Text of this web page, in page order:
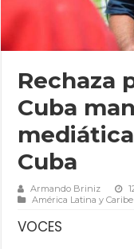
Rechaza
Cuba
Cuba
Armando Briniz
América Latina y Caribe
VOCES